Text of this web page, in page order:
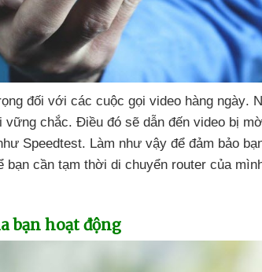
đối với các cuộc gọi video hàng ngày.
vững chắc. Điều đó sẽ dẫn đến video bị mờ
Speedtest. Làm như vậy để đảm bảo
bạn cần tạm thời di chuyển router của
bạn hoạt động